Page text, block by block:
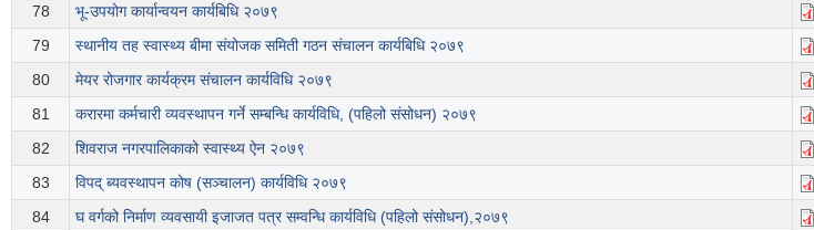
78
भू-उपयोग कार्यान्वयन कार्यबिधि २०७९
79
स्थानीय तह स्वास्थ्य बीमा संयोजक समिती गठन संचालन कार्यबिधि २०७९
80
मेयर रोजगार कार्यक्रम संचालन कार्यविधि २०७९
81
करारमा कर्मचारी व्यवस्थापन गर्ने सम्बन्धि कार्यविधि, (पहिलो संसोधन) २०७९
82
शिवराज नगरपालिकाको स्वास्थ्य ऐन २०७९
83
विपद् ब्यवस्थापन कोष (सञ्चालन) कार्यविधि २०७९
84
घ वर्गको निर्माण व्यवसायी इजाजत पत्र सम्वन्धि कार्यविधि (पहिलो संसोधन),२०७९